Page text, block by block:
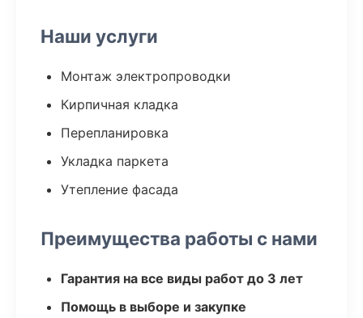
Наши услуги
Монтаж электропроводки
Кирпичная кладка
Перепланировка
Укладка паркета
Утепление фасада
Преимущества работы с нами
Гарантия на все виды работ до 3 лет
Помощь в выборе и закупке